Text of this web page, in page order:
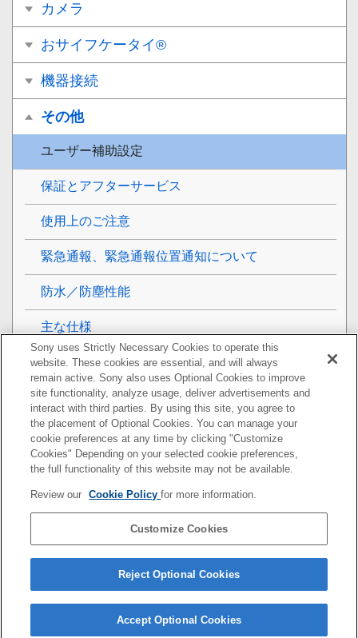
カメラ
おサイフケータイ®
機器接続
その他
ユーザー補助設定
保証とアフターサービス
使用上のご注意
緊急通報、緊急通報位置通知について
防水／防塵性能
主な仕様
携帯電話機の比吸収率（SAR）について
VCCIについて
ソフトウェア使用許諾契約書
輸出管理規制について
おサイフケータイ対応サービスご利用上の注意
知的財産権について
Sony uses Strictly Necessary Cookies to operate this
website. These cookies are essential, and will always
remain active. Sony also uses Optional Cookies to improve
site functionality, analyze usage, deliver advertisements and
interact with third parties. By using this site, you agree to
the placement of Optional Cookies. You can manage your
cookie preferences at any time by clicking "Customize
Cookies" Depending on your selected cookie preferences,
the full functionality of this website may not be available.
Review our Cookie Policyfor more information.
Customize Cookies
Reject Optional Cookies
Accept Optional Cookies